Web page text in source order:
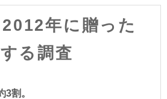
2012年に贈った
る調査
3割。